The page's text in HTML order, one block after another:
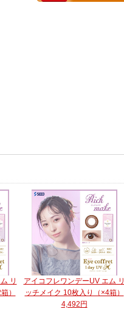
リ
）
アイコフレワンデーUV エム リ
ッチメイク 10枚入り（×4箱）
4,492円